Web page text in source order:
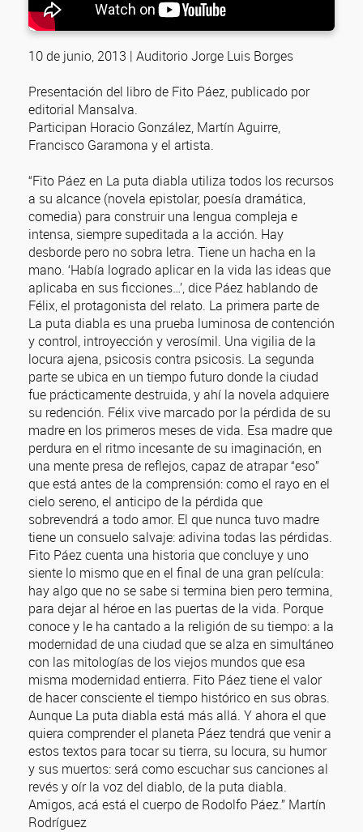
10 de junio, 2013 | Auditorio Jorge Luis Borges
Presentación del libro de Fito Páez, publicado por
editorial Mansalva.
Participan Horacio González, Martín Aguirre,
Francisco Garamona y el artista.
“Fito Páez en La puta diabla utiliza todos los recursos
a su alcance (novela epistolar, poesía dramática,
comedia) para construir una lengua compleja e
intensa, siempre supeditada a la acción. Hay
desborde pero no sobra letra. Tiene un hacha en la
mano. ‘Había logrado aplicar en la vida las ideas que
aplicaba en sus ficciones…’, dice Páez hablando de
Félix, el protagonista del relato. La primera parte de
La puta diabla es una prueba luminosa de contención
y control, introyección y verosímil. Una vigilia de la
locura ajena, psicosis contra psicosis. La segunda
parte se ubica en un tiempo futuro donde la ciudad
fue prácticamente destruida, y ahí la novela adquiere
su redención. Félix vive marcado por la pérdida de su
madre en los primeros meses de vida. Esa madre que
perdura en el ritmo incesante de su imaginación, en
una mente presa de reflejos, capaz de atrapar “eso”
que está antes de la comprensión: como el rayo en el
cielo sereno, el anticipo de la pérdida que
sobrevendrá a todo amor. El que nunca tuvo madre
tiene un consuelo salvaje: adivina todas las pérdidas.
Fito Páez cuenta una historia que concluye y uno
siente lo mismo que en el final de una gran película:
hay algo que no se sabe si termina bien pero termina,
para dejar al héroe en las puertas de la vida. Porque
conoce y le ha cantado a la religión de su tiempo: a la
modernidad de una ciudad que se alza en simultáneo
con las mitologías de los viejos mundos que esa
misma modernidad entierra. Fito Páez tiene el valor
de hacer consciente el tiempo histórico en sus obras.
Aunque La puta diabla está más allá. Y ahora el que
quiera comprender el planeta Páez tendrá que venir a
estos textos para tocar su tierra, su locura, su humor
y sus muertos: será como escuchar sus canciones al
revés y oír la voz del diablo, de la puta diabla.
Amigos, acá está el cuerpo de Rodolfo Páez.” Martín
Rodríguez